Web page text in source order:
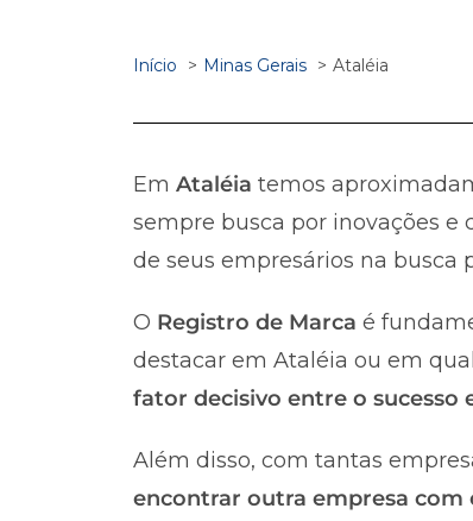
Início Minas Gerais Ataléia
Em Ataléia temos
sempre busca por inovações e
de seus empresários na busca
O Registro de Marca é
destacar em Ataléia ou em
fator decisivo entre o sucesso
Além disso, com tantas
encontrar outra empresa